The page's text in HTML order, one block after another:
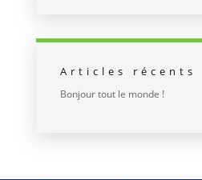
Articles récents
Bonjour tout le monde !